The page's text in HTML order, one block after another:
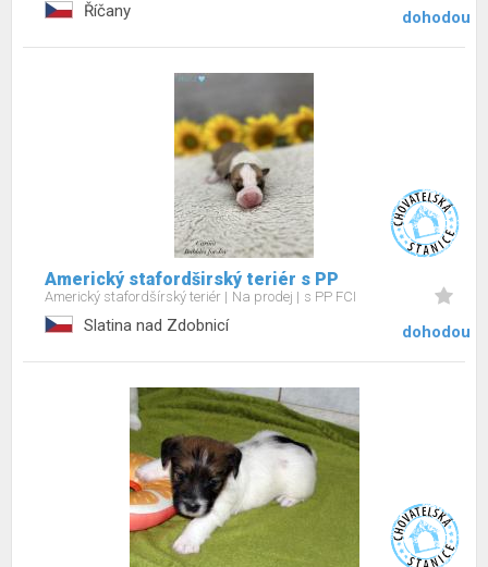
Říčany dohodou
Americký stafordširský teriér s PP
Americký stafordšírský teriér Na prodej s PP FCI
Slatina nad Zdobnicí dohodou